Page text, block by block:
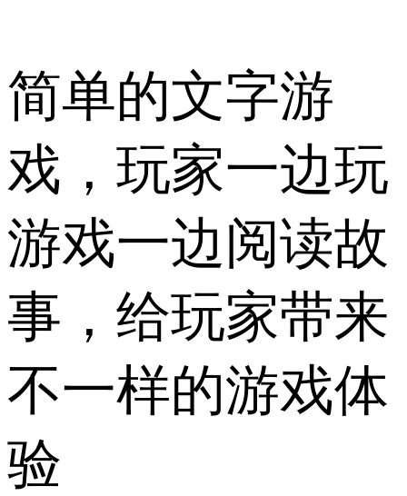
简单的文字游
戏，玩家一边玩
游戏一边阅读故
事，给玩家带来
不一样的游戏体
验